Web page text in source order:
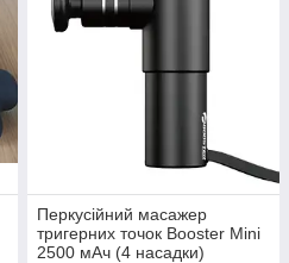
Перкусійний масажер
тригерних точок Booster Mini
2500 мАч (4 насадки)